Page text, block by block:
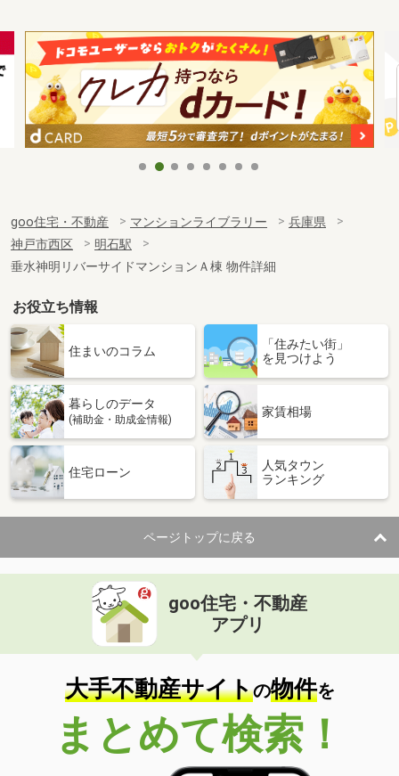
goo住宅・不動産 マンションライブラリー
兵庫県
神戸市西区
明石駅
垂水神明リバーサイドマンションＡ棟 物件詳細
お役立ち情報
住まいのコラム
「住みたい街」
を見つけよう
暮らしのデータ
(補助金・助成金情報)
家賃相場
住宅ローン
人気タウン
ランキング
ページトップに戻る
goo住宅・不動産
アプリ
大手不動産サイトの物件を
まとめて検索！